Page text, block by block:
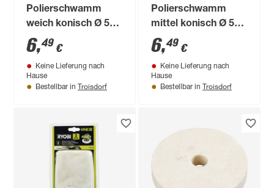
Polierschwamm
weich konisch Ø 50
mm 2 Stück
6,49 €
Keine Lieferung nach
Hause
Bestellbar in Troisdorf
Polierschwamm
mittel konisch Ø 50
mm 2 Stück
6,49 €
Keine Lieferung nach
Hause
Bestellbar in Troisdorf